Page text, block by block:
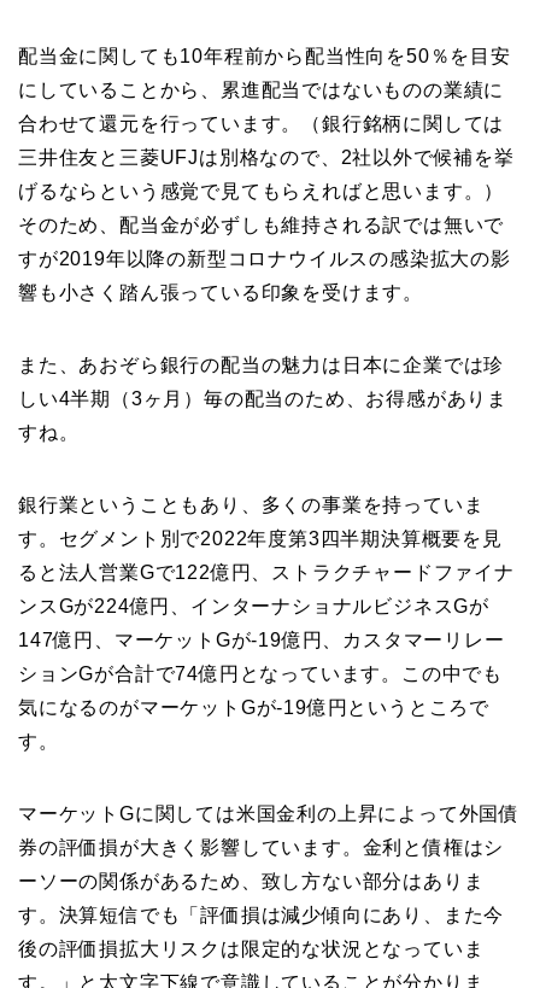
配当金に関しても10年程前から配当性向を50％を目安
にしていることから、累進配当ではないものの業績に
合わせて還元を行っています。（銀行銘柄に関しては
三井住友と三菱UFJは別格なので、2社以外で候補を挙
げるならという感覚で見てもらえればと思います。）
そのため、配当金が必ずしも維持される訳では無いで
すが2019年以降の新型コロナウイルスの感染拡大の影
響も小さく踏ん張っている印象を受けます。
また、あおぞら銀行の配当の魅力は日本に企業では珍
しい4半期（3ヶ月）毎の配当のため、お得感がありま
すね。
銀行業ということもあり、多くの事業を持っていま
す。セグメント別で2022年度第3四半期決算概要を見
ると法人営業Gで122億円、ストラクチャードファイナ
ンスGが224億円、インターナショナルビジネスGが
147億円、マーケットGが-19億円、カスタマーリレー
ションGが合計で74億円となっています。この中でも
気になるのがマーケットGが-19億円というところで
す。
マーケットGに関しては米国金利の上昇によって外国債
券の評価損が大きく影響しています。金利と債権はシ
ーソーの関係があるため、致し方ない部分はありま
す。決算短信でも「評価損は減少傾向にあり、また今
後の評価損拡大リスクは限定的な状況となっていま
す。」と太文字下線で意識していることが分かりま